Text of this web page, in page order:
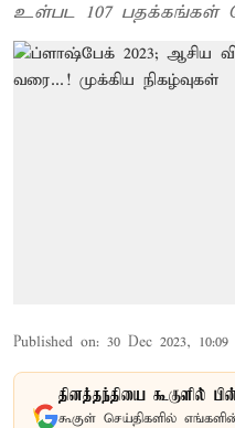
உள்பட 107 பதக்கங்கள்
Published on: 30 Dec 2023, 10:09
தினத்தந்தியை கூகுளில்
கூகுள் செய்திகளில்